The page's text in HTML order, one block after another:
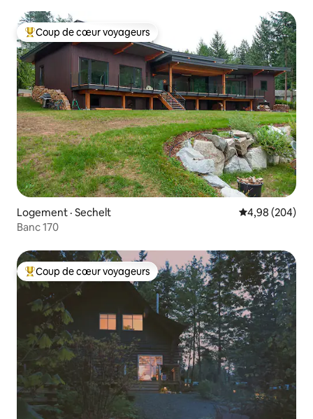
Coup de cœur voyageurs parmi les plus aimés
Coup de cœur voyageurs
Logement · Sechelt Note
4,98 (204)
Banc 170
Coup de cœur voyageurs parmi les plus aimés
Coup de cœur voyageurs